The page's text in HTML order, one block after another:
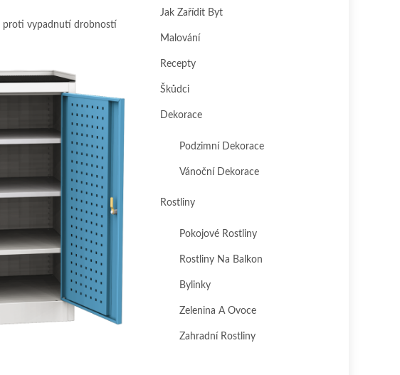
proti vypadnutí drobností
Jak Zařídit Byt
Malování
Recepty
Škůdci
Dekorace
Podzimní Dekorace
Vánoční Dekorace
Rostliny
Pokojové Rostliny
Rostliny Na Balkon
Bylinky
Zelenina A Ovoce
Zahradní Rostliny